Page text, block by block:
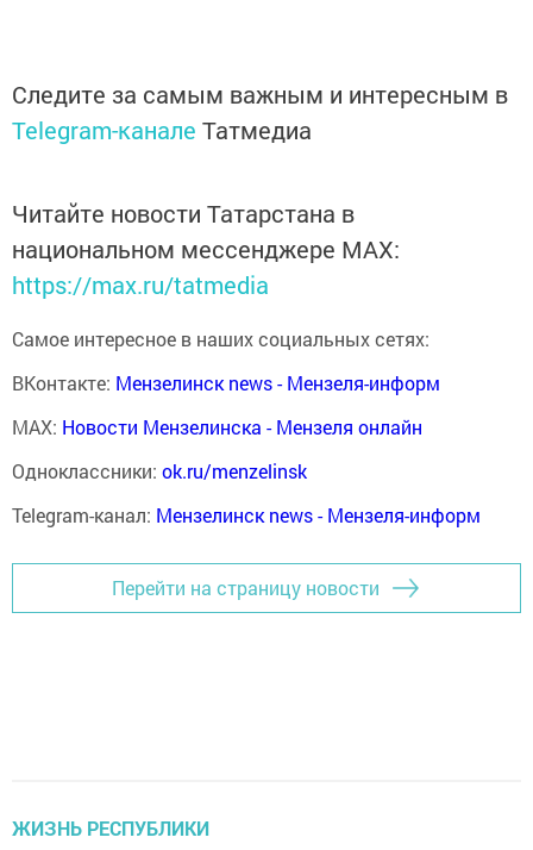
Следите за самым важным и интересным в
Telegram-канале Татмедиа
Читайте новости Татарстана в
национальном мессенджере MАХ:
https://max.ru/tatmedia
Самое интересное в наших социальных сетях:
ВКонтакте: Мензелинск news - Мензеля-информ
MAX: Новости Мензелинска - Мензеля онлайн
Одноклассники: ok.ru/menzelinsk
Telegram-канал: Мензелинск news - Мензеля-информ
Перейти на страницу новости
ЖИЗНЬ РЕСПУБЛИКИ